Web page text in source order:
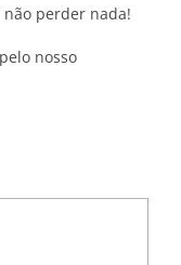
perder nada!
nosso